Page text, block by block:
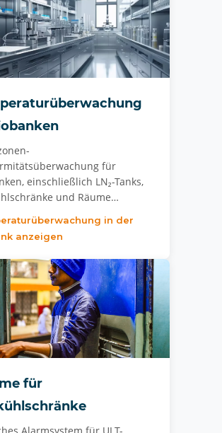
für
einschließlich LN₂-Tanks,
und Räume…
in der
anzeigen
für